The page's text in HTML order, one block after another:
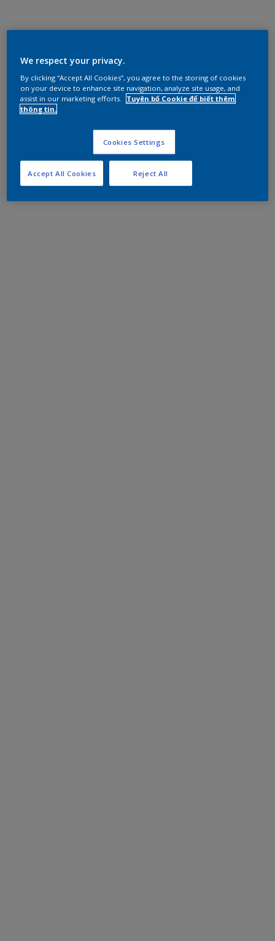
We respect your privacy.
By clicking “Accept All Cookies”, you agree to the storing of cookies
on your device to enhance site navigation, analyze site usage, and
assist in our marketing efforts.
Tuyên bố Cookie để biết thêm
thông tin.
Cookies Settings
Reject All
Accept All Cookies